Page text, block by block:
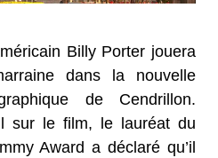
Billy Porter jouera
dans la nouvelle
de Cendrillon.
sur le film, le lauréat du
Award a déclaré qu’il